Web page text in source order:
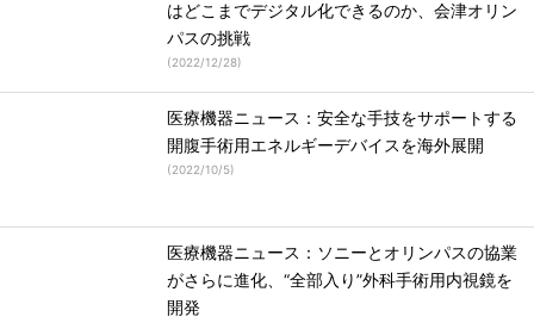
はどこまでデジタル化できるのか、会津オリン
パスの挑戦
(2022/12/28)
医療機器ニュース：安全な手技をサポートする
開腹手術用エネルギーデバイスを海外展開
(2022/10/5)
医療機器ニュース：ソニーとオリンパスの協業
がさらに進化、“全部入り”外科手術用内視鏡を
開発